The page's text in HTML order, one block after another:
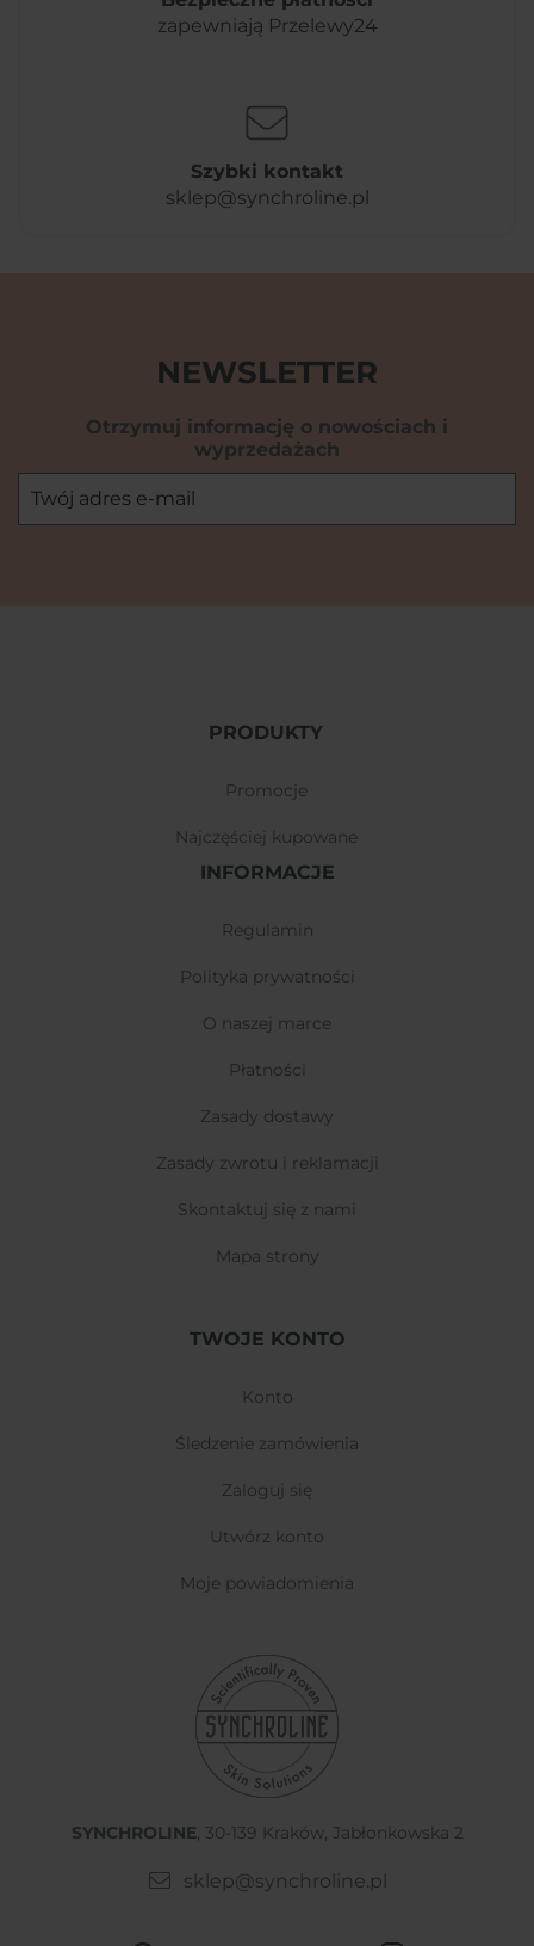
zapewniają Przelewy24
Szybki kontakt
sklep@synchroline.pl
NEWSLETTER
Otrzymuj informację o nowościach i
wyprzedażach
PRODUKTY
promocje
najczęściej kupowane
INFORMACJE
regulamin
polityka prywatności
o naszej marce
płatności
zasady dostawy
zasady zwrotu i reklamacji
skontaktuj się z nami
mapa strony
TWOJE KONTO
konto
śledzenie zamówienia
zaloguj się
utwórz konto
moje powiadomienia
SYNCHROLINE, 30-139 Kraków, Jabłonkowska 2
sklep@synchroline.pl